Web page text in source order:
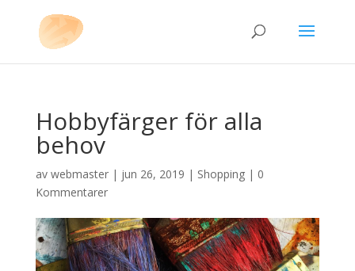
Hobbyfärger för alla
behov
av webmaster| jun 26, 2019 | Shopping| 0
Kommentarer